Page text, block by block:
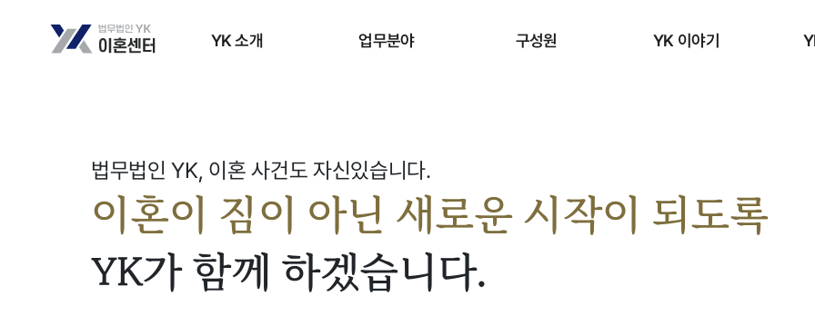
YK 소개 업무분야 구성원 YK 이야기
법무법인 YK, 이혼 사건도 자신있습니다.
이혼이 짐이 아닌 새로운 시작이 되도록
YK가 함께 하겠습니다.